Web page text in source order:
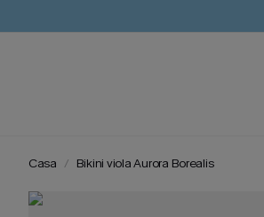
Casa Bikini viola Aurora Borealis